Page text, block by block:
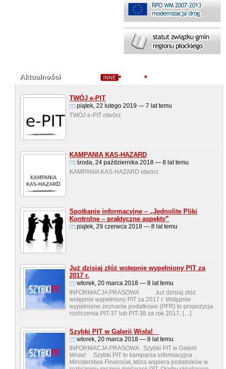
Aktualności INNE • •
TWÓJ e-PIT
piątek, 22 lutego 2019 — 7 lat temu
TWÓJ e-PIT otwórz
KAMPANIA KAS-HAZARD
środa, 24 października 2018 — 8 lat temu
KAMPANIA KAS-HAZARD otwórz
Spotkanie informacyjne – „Jednolite Pliki
Kontrolne – praktyczne aspekty”
piątek, 29 czerwca 2018 — 8 lat temu
Już dzisiaj złóż wstępnie wypełniony PIT za
2017 r.
wtorek, 20 marca 2018 — 8 lat temu
INFORMACJA PRASOWA Już dzisiaj złóż
wstępnie wypełniony PIT za 2017 r. Wstępnie
wypełnione zeznanie podatkowe (PFR) to propozycja
rozliczenia PIT-37 lub PIT-38 za rok 2017, […]
Szybki PIT w Galerii Wisła!
wtorek, 20 marca 2018 — 8 lat temu
INFORMACJA PRASOWA Szybki PIT w Galerii
Wisła! Szybki PIT to kampania informacyjna
Ministerstwa Finansów, która wspiera podatników w